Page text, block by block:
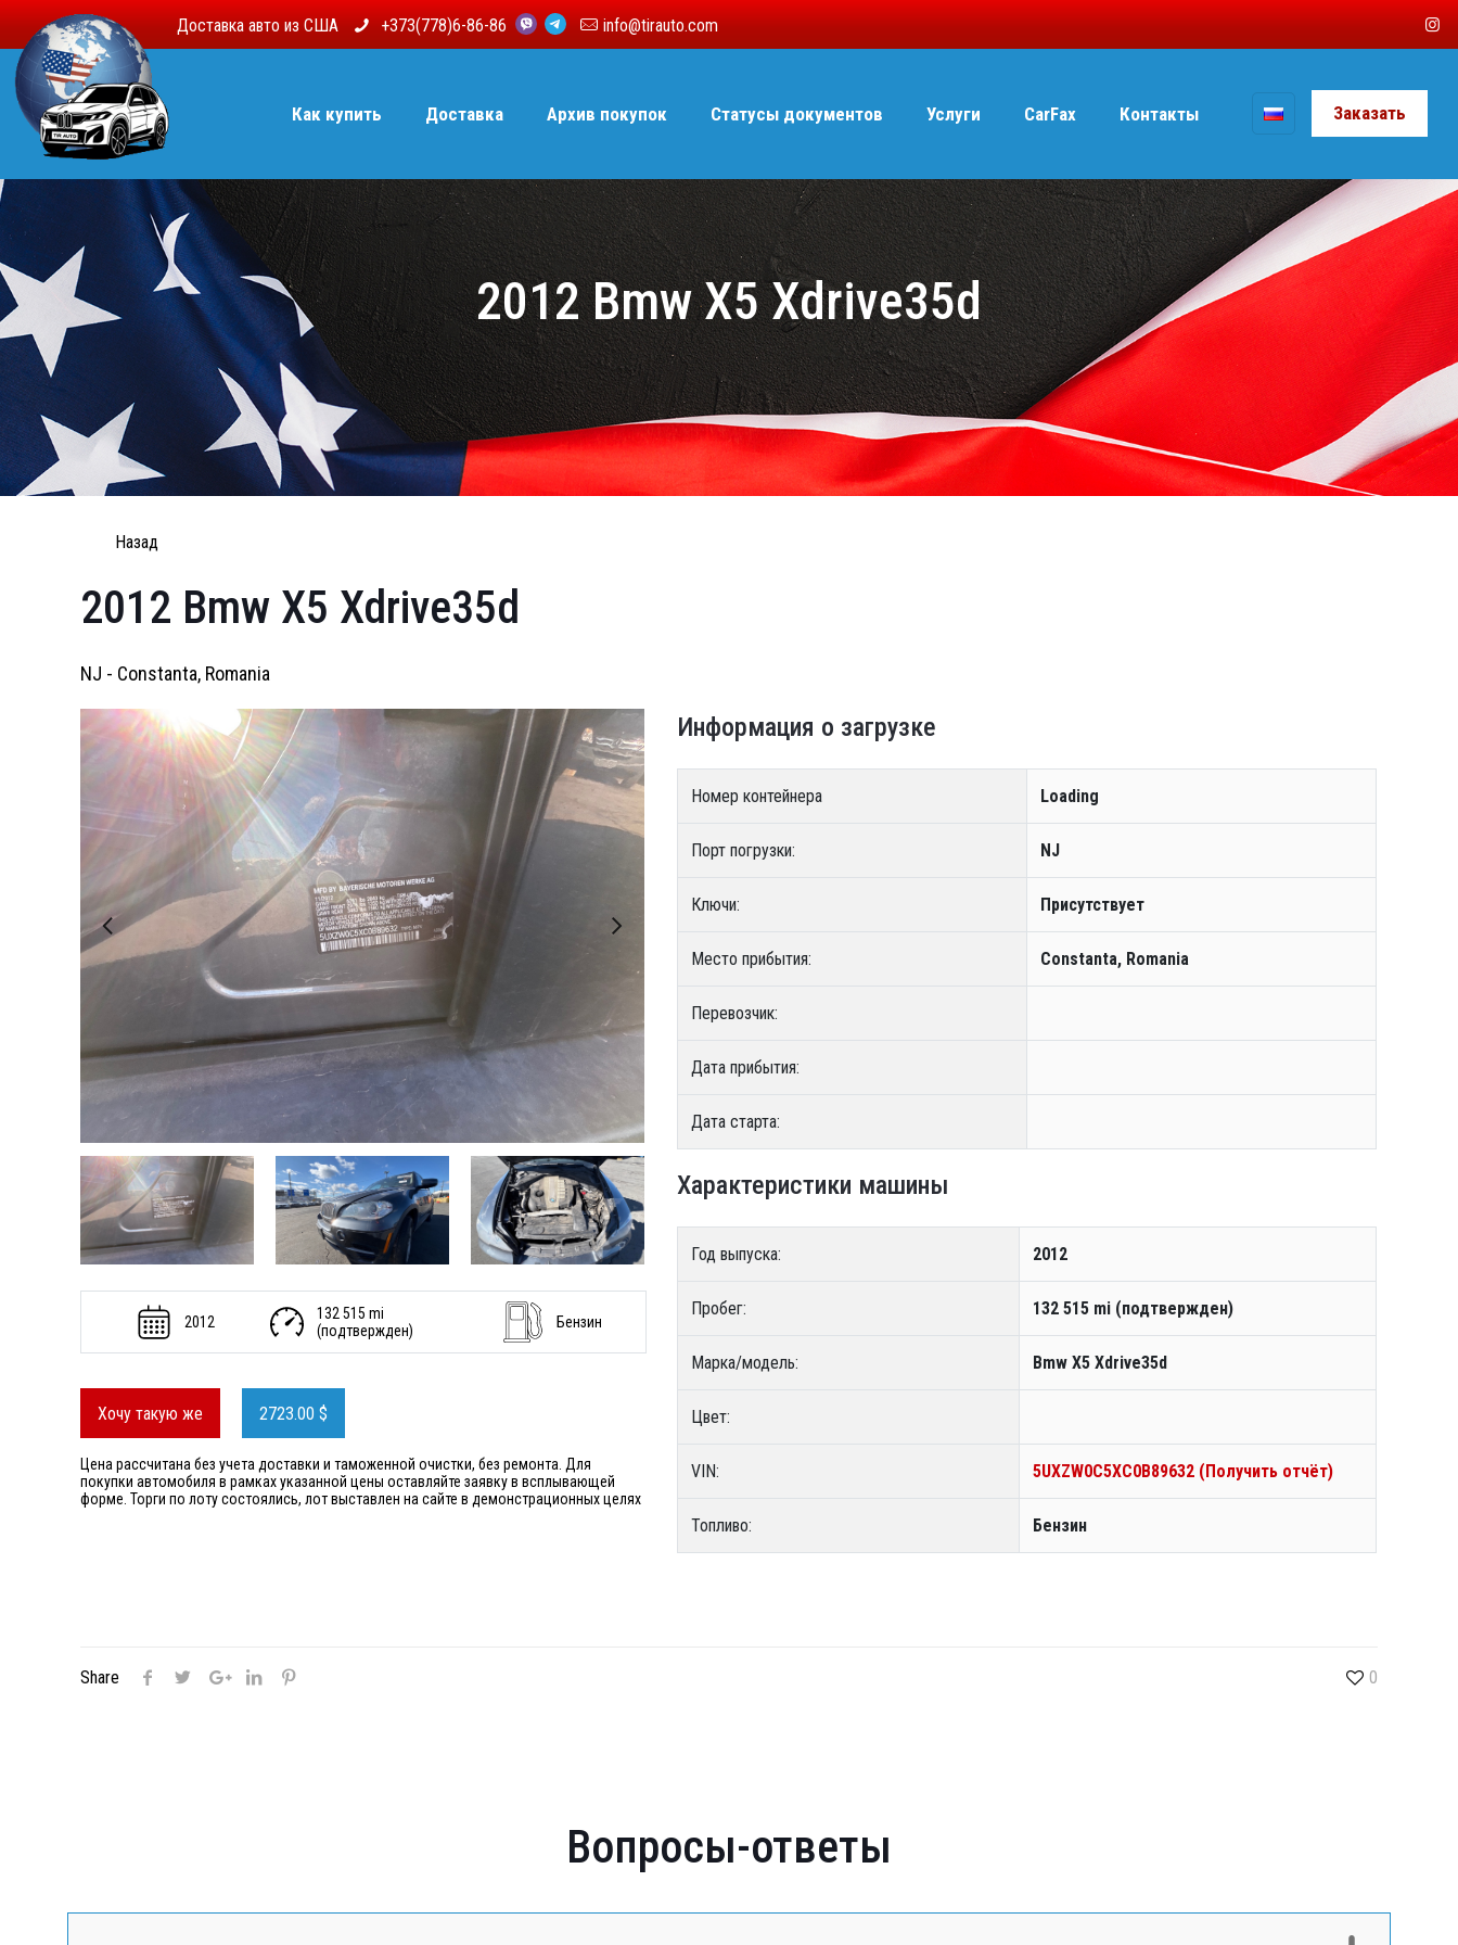
Доставка авто из США +373(778)6-86-86 info@tirauto.com
Как купить Доставка Архив покупок Статусы документов Услуги CarFax Контакты Заказать
2012 Bmw X5 Xdrive35d
Назад
2012 Bmw X5 Xdrive35d
NJ - Constanta, Romania
2012
132 515 mi
(подтвержден)
Бензин
Хочу такую же 2723.00 $
Цена рассчитана без учета доставки и таможенной очистки, без ремонта. Для
покупки автомобиля в рамках указанной цены оставляйте заявку в всплывающей
форме. Торги по лоту состоялись, лот выставлен на сайте в демонстрационных целях
Информация о загрузке
Номер контейнера Loading
Порт погрузки: NJ
Ключи: Присутствует
Место прибытия: Constanta, Romania
Перевозчик:
Дата прибытия:
Дата старта:
Характеристики машины
Год выпуска: 2012
Пробег: 132 515 mi (подтвержден)
Марка/модель: Bmw X5 Xdrive35d
Цвет:
VIN: 5UXZW0C5XC0B89632 (Получить отчёт)
Топливо: Бензин
Share 0
Вопросы-ответы